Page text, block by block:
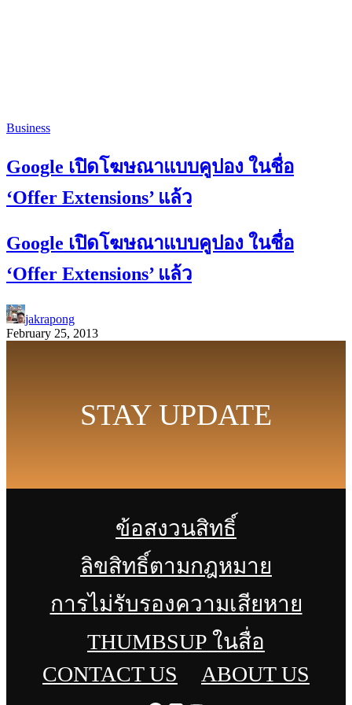
Business
Google เปิดโฆษณาแบบคูปอง ในชื่อ
‘Offer Extensions’ แล้ว
Google เปิดโฆษณาแบบคูปอง ในชื่อ
‘Offer Extensions’ แล้ว
jakrapong
February 25, 2013
STAY UPDATE
ข้อสงวนสิทธิ์
ลิขสิทธิ์ตามกฎหมาย
การไม่รับรองความเสียหาย
THUMBSUP ในสื่อ
CONTACT US
ABOUT US